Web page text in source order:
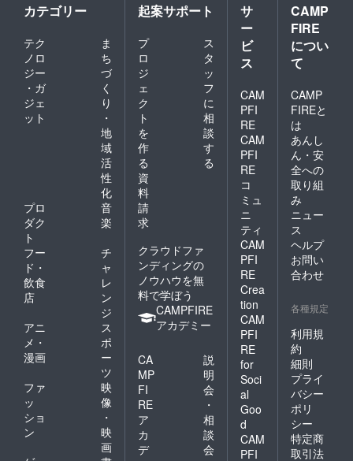
カテゴリー
テク
ノロ
ジー
・ガ
ジェ
ット
ま
ち
づ
く
り
・
地
域
活
性
化
プロ
ダク
ト
音
楽
フー
ド・
飲食
店
チ
ャ
レ
ン
ジ
アニ
メ・
漫画
ス
ポ
ー
ツ
ファ
ッ
ショ
ン
映
像
・
映
画
起案サポート
プ
ロ
ジ
ェ
ク
ト
を
作
る
ス
タ
ッ
フ
に
相
談
す
る
資
料
請
求
クラウドファ
ンディングの
ノウハウを無
料で学ぼう
CAMPFIRE
アカデミー
CA
MP
FI
RE
ア
カ
デ
説
明
会
・
相
談
会
サ
ー
ビ
ス
CAM
PFI
RE
CAM
PFI
RE
コ
ミュ
ニ
ティ
CAM
PFI
RE
Crea
tion
CAM
PFI
RE
for
Soci
al
Goo
d
CAM
PFI
CAMP
FIRE
につい
て
CAMP
FIREと
は
あんし
ん・安
全への
取り組
み
ニュー
ス
ヘルプ
お問い
合わせ
各種規定
利用規
約
細則
プライ
バシー
ポリ
シー
特定商
取引法